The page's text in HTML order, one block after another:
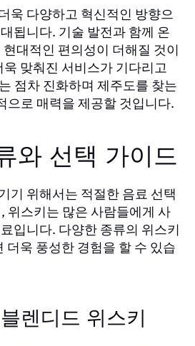
욱 다양하고 혁신적인 방향으
됩니다. 기술 발전과 함께 온
대적인 편의성이 더해질 것이
맞춰진 서비스가 기다리고
점차 진화하며 제주도를 찾는
으로 매력을 제공할 것입니다.
와 선택 가이드
기 위해서는 적절한 음료 선택
위스키는 많은 사람들에게 사
입니다. 다양한 종류의 위스키
더욱 풍성한 경험을 할 수 있습
렌디드 위스키